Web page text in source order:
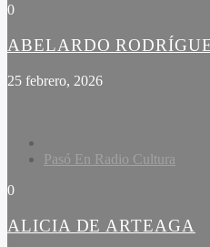
0
ABELARDO
25 febrero, 2026
Pasó En Radio Cultura
0
ALICIA DE ARTEAGA